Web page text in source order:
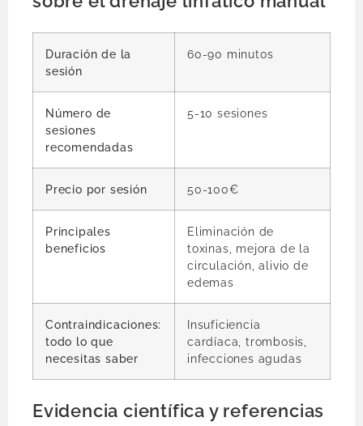
Duración de la
sesión
60-90 minutos
Número de
sesiones
recomendadas
5-10 sesiones
Precio por sesión 50-100€
Principales
beneficios
Eliminación de
toxinas, mejora de la
circulación, alivio de
edemas
Contraindicaciones:
todo lo que
necesitas saber
Insuficiencia
cardíaca, trombosis,
infecciones agudas
Evidencia científica y referencias